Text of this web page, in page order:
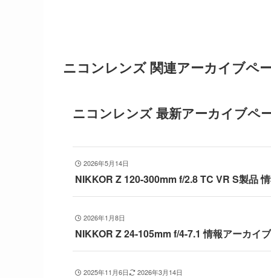
ニコンレンズ 関連アーカイブペ
ニコンレンズ 最新アーカイブペ
2026年5月14日
NIKKOR Z 120-300mm f/2.8 TC VR S製品
2026年1月8日
NIKKOR Z 24-105mm f/4-7.1 情報アーカイブ
2025年11月6日 2026年3月14日